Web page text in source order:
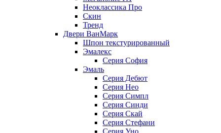
Неоклассика Про
Скин
Тренд
Двери ВанМарк
Шпон текстурированный
Эмалекс
Серия София
Эмаль
Серия Дебют
Серия Нео
Серия Симпл
Серия Синди
Серия Скай
Серия Стефани
Серия Уно